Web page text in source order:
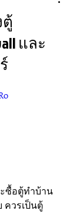
และ
ซื้อตู้ทำบ้าน
ควรเป็นตู้